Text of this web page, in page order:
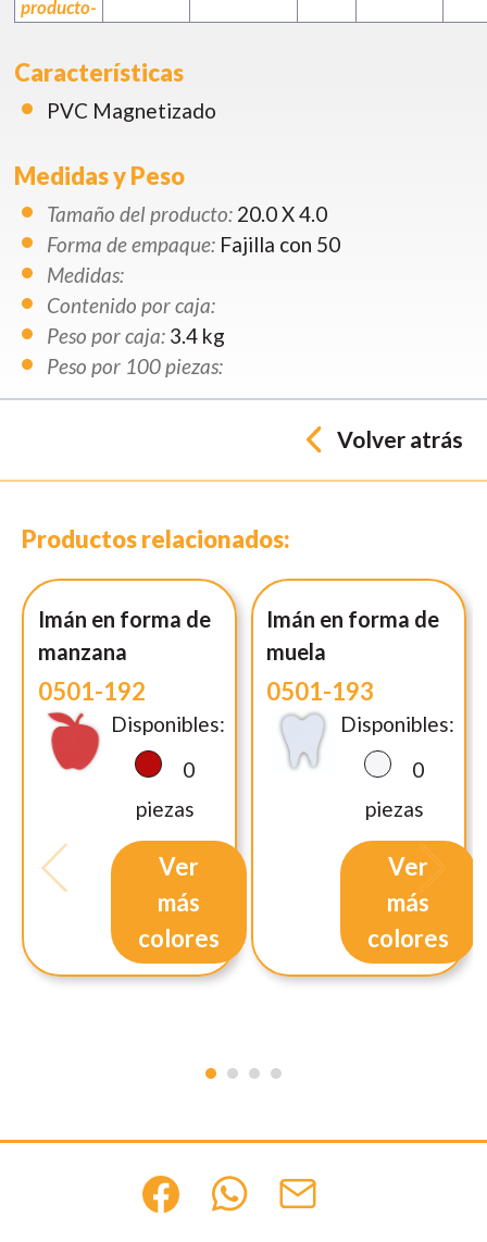
producto-
Características
PVC Magnetizado
Medidas y Peso
Tamaño del producto: 20.0 X 4.0
Forma de empaque: Fajilla con 50
Medidas:
Contenido por caja:
Peso por caja: 3.4 kg
Peso por 100 piezas:
Volver atrás
Productos relacionados:
Imán en forma de
manzana
0501-192
Disponibles:
0
piezas
Ver
más
colores
Imán en forma de
muela
0501-193
Disponibles:
0
piezas
Ver
más
colores